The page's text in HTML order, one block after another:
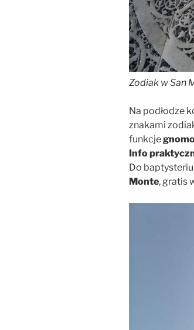
Zodiak w San
Na podłodze
znakami
funkcje
Info
Do
Monte, gratis